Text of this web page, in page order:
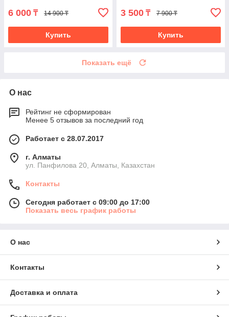
6 000 ₸ 14 900 ₸
Купить
3 500 ₸ 7 900 ₸
Купить
Показать ещё
О нас
Рейтинг не сформирован
Менее 5 отзывов за последний год
Работает с 28.07.2017
г. Алматы
ул. Панфилова 20, Алматы, Казахстан
Контакты
Сегодня работает с 09:00 до 17:00
Показать весь график работы
О нас
Контакты
Доставка и оплата